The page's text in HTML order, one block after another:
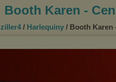
Booth Karen -
ziller4/ Harlequiny / Booth Karen